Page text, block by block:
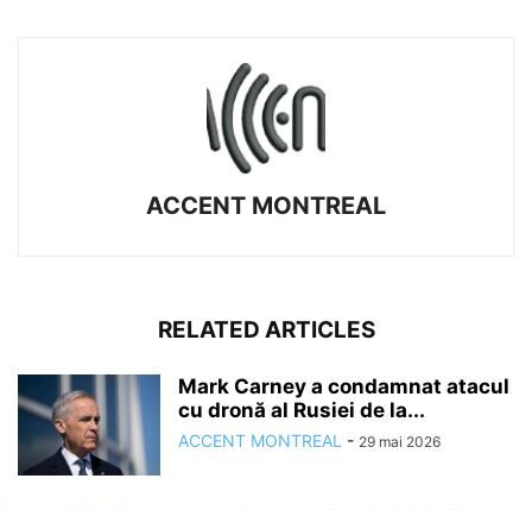
ACCENT MONTREAL
RELATED ARTICLES
Mark Carney a condamnat atacul
cu dronă al Rusiei de la...
ACCENT MONTREAL - 29 mai 2026